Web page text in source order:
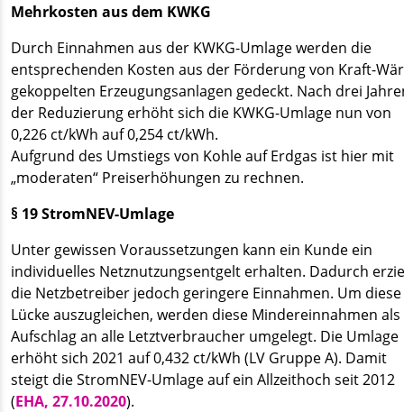
Mehrkosten aus dem KWKG
Durch Einnahmen aus der KWKG-Umlage werden die
entsprechenden Kosten aus der Förderung von Kraft-
gekoppelten Erzeugungsanlagen gedeckt. Nach drei
der Reduzierung erhöht sich die KWKG-Umlage nun von
0,226 ct/kWh auf 0,254 ct/kWh.
Aufgrund des Umstiegs von Kohle auf Erdgas ist hier mit
„moderaten“ Preiserhöhungen zu rechnen.
§ 19 StromNEV-Umlage
Unter gewissen Voraussetzungen kann ein Kunde ein
individuelles Netznutzungsentgelt erhalten. Dadurch
die Netzbetreiber jedoch geringere Einnahmen. Um diese
Lücke auszugleichen, werden diese Mindereinnahmen als
Aufschlag an alle Letztverbraucher umgelegt. Die Umlage
erhöht sich 2021 auf 0,432 ct/kWh (LV Gruppe A). Damit
steigt die StromNEV-Umlage auf ein Allzeithoch seit 2012
(EHA, 27.10.2020).